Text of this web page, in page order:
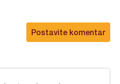
Postavite komentar